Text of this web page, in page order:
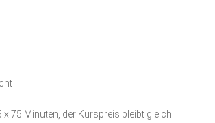
75 Minuten, der Kurspreis bleibt gleich.